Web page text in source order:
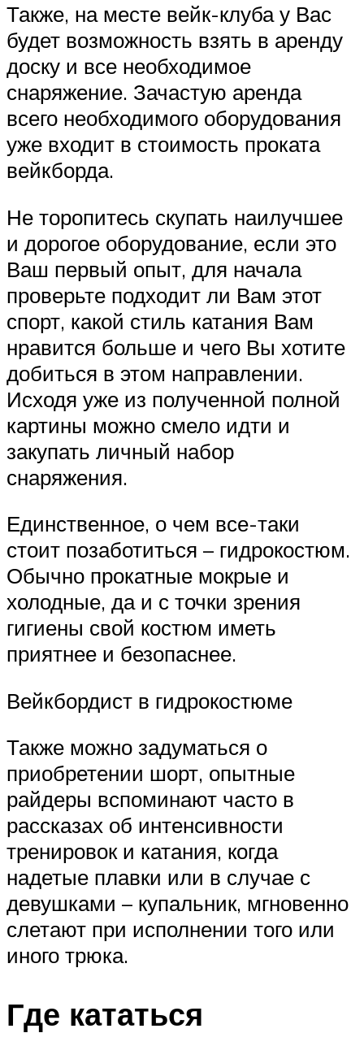
Также, на месте вейк-клуба у Вас
будет возможность взять в аренду
доску и все необходимое
снаряжение. Зачастую аренда
всего необходимого оборудования
уже входит в стоимость проката
вейкборда.
Не торопитесь скупать наилучшее
и дорогое оборудование, если это
Ваш первый опыт, для начала
проверьте подходит ли Вам этот
спорт, какой стиль катания Вам
нравится больше и чего Вы хотите
добиться в этом направлении.
Исходя уже из полученной полной
картины можно смело идти и
закупать личный набор
снаряжения.
Единственное, о чем все-таки
стоит позаботиться – гидрокостюм.
Обычно прокатные мокрые и
холодные, да и с точки зрения
гигиены свой костюм иметь
приятнее и безопаснее.
Вейкбордист в гидрокостюме
Также можно задуматься о
приобретении шорт, опытные
райдеры вспоминают часто в
рассказах об интенсивности
тренировок и катания, когда
надетые плавки или в случае с
девушками – купальник, мгновенно
слетают при исполнении того или
иного трюка.
Где кататься